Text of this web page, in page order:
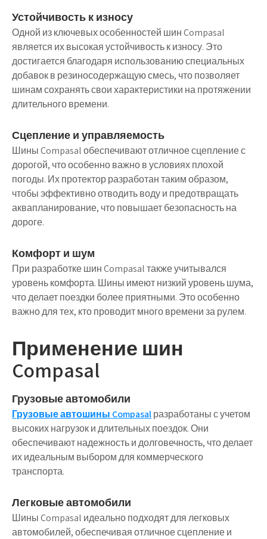
Устойчивость к износу
Одной из ключевых особенностей шин Compasal
является их высокая устойчивость к износу. Это
достигается благодаря использованию специальных
добавок в резиносодержащую смесь, что позволяет
шинам сохранять свои характеристики на протяжении
длительного времени.
Сцепление и управляемость
Шины Compasal обеспечивают отличное сцепление с
дорогой, что особенно важно в условиях плохой
погоды. Их протектор разработан таким образом,
чтобы эффективно отводить воду и предотвращать
аквапланирование, что повышает безопасность на
дороге.
Комфорт и шум
При разработке шин Compasal также учитывался
уровень комфорта. Шины имеют низкий уровень шума,
что делает поездки более приятными. Это особенно
важно для тех, кто проводит много времени за рулем.
Применение шин
Compasal
Грузовые автомобили
Грузовые автошины Compasalразработаны с учетом
высоких нагрузок и длительных поездок. Они
обеспечивают надежность и долговечность, что делает
их идеальным выбором для коммерческого
транспорта.
Легковые автомобили
Шины Compasal идеально подходят для легковых
автомобилей, обеспечивая отличное сцепление и